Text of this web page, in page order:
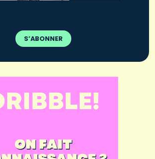
S’ABONNER